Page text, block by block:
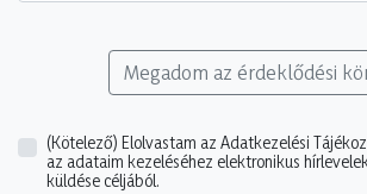
Megadom az érdeklődési
(Kötelező) Elolvastam az Adatkezelési
az adataim kezeléséhez elektronikus
küldése céljából.